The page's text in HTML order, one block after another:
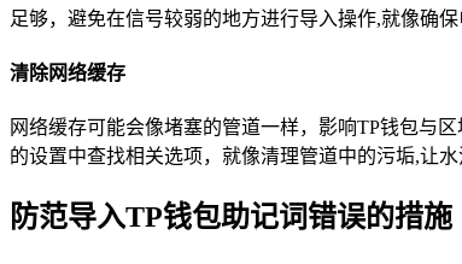
足够，避免在信号较弱的地方进行导入操作,就像确保
清除网络缓存
网络缓存可能会像堵塞的管道一样，影响TP钱包与
的设置中查找相关选项，就像清理管道中的污垢,让水
防范导入TP钱包助记词错误的措施